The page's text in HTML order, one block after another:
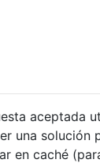
aceptada
una solución
en caché